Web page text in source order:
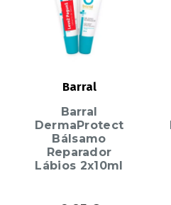
Barral
Barral
DermaProtect
Bálsamo
Reparador
Lábios 2x10ml